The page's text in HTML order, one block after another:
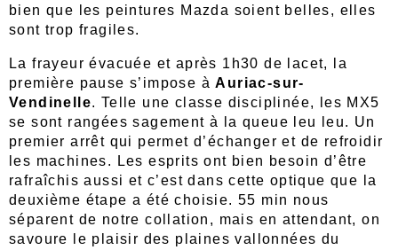
bien que les peintures Mazda soient belles, elles
sont trop fragiles.
La frayeur évacuée et après 1h30 de lacet, la
première pause s’impose àAuriac-sur-
Vendinelle. Telle une classe disciplinée, les MX5
se sont rangées sagement à la queue leu leu. Un
premier arrêt qui permet d’échanger et de refroidir
les machines. Les esprits ont bien besoin d’être
rafraîchis aussi et c’est dans cette optique que la
deuxième étape a été choisie. 55 min nous
séparent de notre collation, mais en attendant, on
savoure le plaisir des plaines vallonnées du